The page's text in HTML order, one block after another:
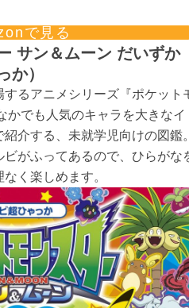
で見る
サン＆ムーン だいずか
か）
るアニメシリーズ『ポケット
かでも人気のキャラを大きなイ
介する、未就学児向けの図鑑
がふってあるので、ひらがな
く楽しめます。